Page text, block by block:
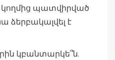
պատվիրված
ձերբակալվել է
կբանտարկե՞ն.